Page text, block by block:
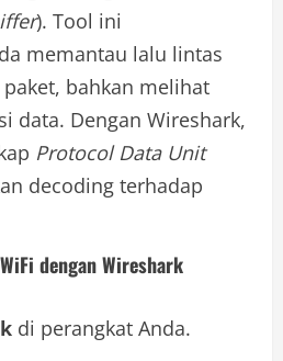
). Tool ini
memantau lalu lintas
bahkan melihat
data. Dengan Wireshark,
Protocol Data Unit
decoding terhadap
dengan Wireshark
di perangkat Anda.